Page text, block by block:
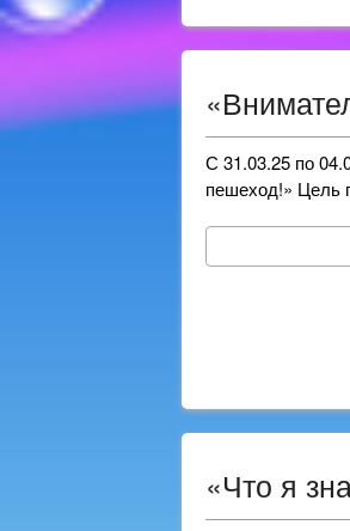
С 31.03.25 по
пешеход!» Цель
«Что я